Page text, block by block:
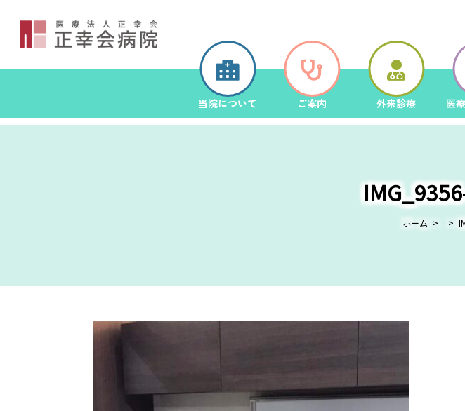
当院について ご案内 外来診療 医
ホーム